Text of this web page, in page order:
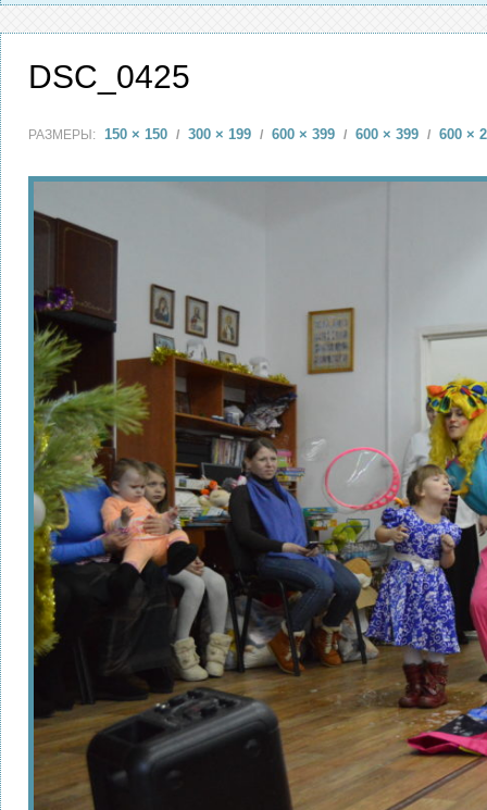
DSC_0425
РАЗМЕРЫ: 150 × 150 / 300 × 199 / 600 × 399 / 600 × 399 / 600 ×